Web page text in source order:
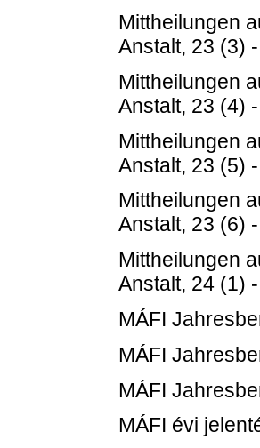
Mittheilungen
Anstalt, 23 (3) -
Mittheilungen
Anstalt, 23 (4) -
Mittheilungen
Anstalt, 23 (5) -
Mittheilungen
Anstalt, 23 (6) -
Mittheilungen
Anstalt, 24 (1) -
MÁFI
MÁFI
MÁFI
MÁFI évi